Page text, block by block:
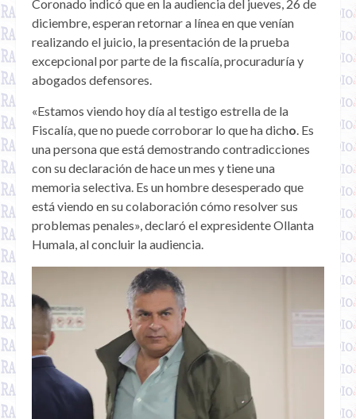
Coronado indicó que en la audiencia del jueves, 26 de
diciembre, esperan retornar a línea en que venían
realizando el juicio, la presentación de la prueba
excepcional por parte de la fiscalía, procuraduría y
abogados defensores.
«Estamos viendo hoy día al testigo estrella de la
Fiscalía, que no puede corroborar lo que ha dicho . Es
una persona que está demostrando contradicciones
con su declaración de hace un mes y tiene una
memoria selectiva. Es un hombre desesperado que
está viendo en su colaboración cómo resolver sus
problemas penales», declaró el expresidente Ollanta
Humala, al concluir la audiencia.